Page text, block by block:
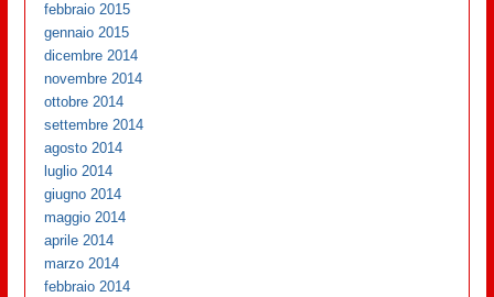
febbraio 2015
gennaio 2015
dicembre 2014
novembre 2014
ottobre 2014
settembre 2014
agosto 2014
luglio 2014
giugno 2014
maggio 2014
aprile 2014
marzo 2014
febbraio 2014